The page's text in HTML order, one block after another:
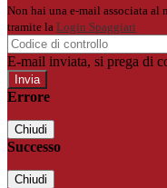
Non hai una e-mail associata al
tramite la Login Spaggiari
E-mail inviata, si prega di
Errore
Chiudi
Successo
Chiudi